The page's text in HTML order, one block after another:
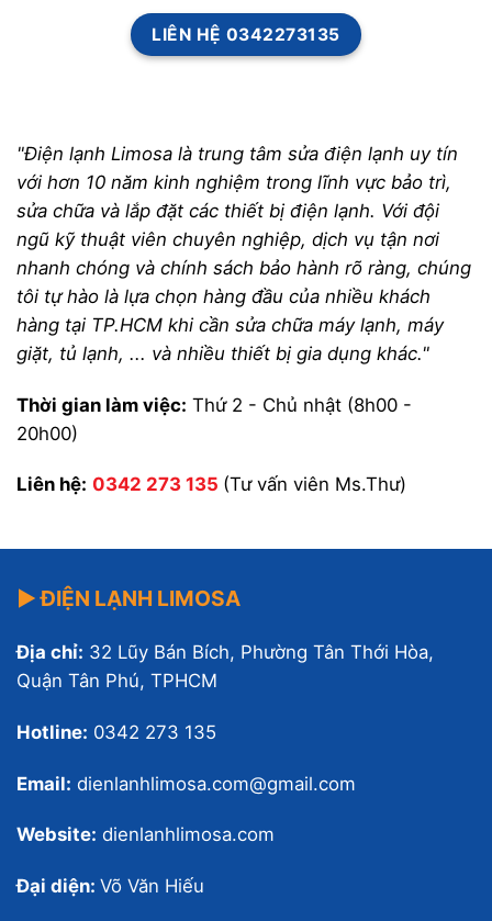
LIÊN HỆ 0342273135
"Điện lạnh Limosa là trung tâm sửa điện lạnh uy tín
với hơn 10 năm kinh nghiệm trong lĩnh vực bảo trì,
sửa chữa và lắp đặt các thiết bị điện lạnh. Với đội
ngũ kỹ thuật viên chuyên nghiệp, dịch vụ tận nơi
nhanh chóng và chính sách bảo hành rõ ràng, chúng
tôi tự hào là lựa chọn hàng đầu của nhiều khách
hàng tại TP.HCM khi cần sửa chữa máy lạnh, máy
giặt, tủ lạnh, ... và nhiều thiết bị gia dụng khác."
Thời gian làm việc: Thứ 2 - Chủ nhật (8h00 -
20h00)
Liên hệ: 0342 273 135 (Tư vấn viên Ms.Thư)
▶ ĐIỆN LẠNH LIMOSA
Địa chỉ: 32 Lũy Bán Bích, Phường Tân Thới Hòa,
Quận Tân Phú, TPHCM
Hotline: 0342 273 135
Email: dienlanhlimosa.com@gmail.com
Website: dienlanhlimosa.com
Đại diện: Võ Văn Hiếu